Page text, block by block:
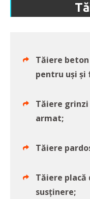
Tăiere
pentru uși și
Tăiere
armat;
Tăiere
Tăiere placă
susținere;